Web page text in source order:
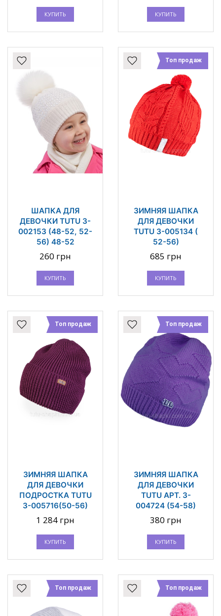
КУПИТЬ КУПИТЬ
ШАПКА ДЛЯ
ДЕВОЧКИ TUTU 3-
002153 (48-52, 52-
56) 48-52
260 грн
КУПИТЬ
Топ продаж
ЗИМНЯЯ ШАПКА
ДЛЯ ДЕВОЧКИ
TUTU 3-005134 (
52-56)
685 грн
КУПИТЬ
Топ продаж
ЗИМНЯЯ ШАПКА
ДЛЯ ДЕВОЧКИ
ПОДРОСТКА TUTU
3-005716(50-56)
1 284 грн
КУПИТЬ
Топ продаж
ЗИМНЯЯ ШАПКА
ДЛЯ ДЕВОЧКИ
TUTU АРТ. 3-
004724 (54-58)
380 грн
КУПИТЬ
Топ продаж Топ продаж